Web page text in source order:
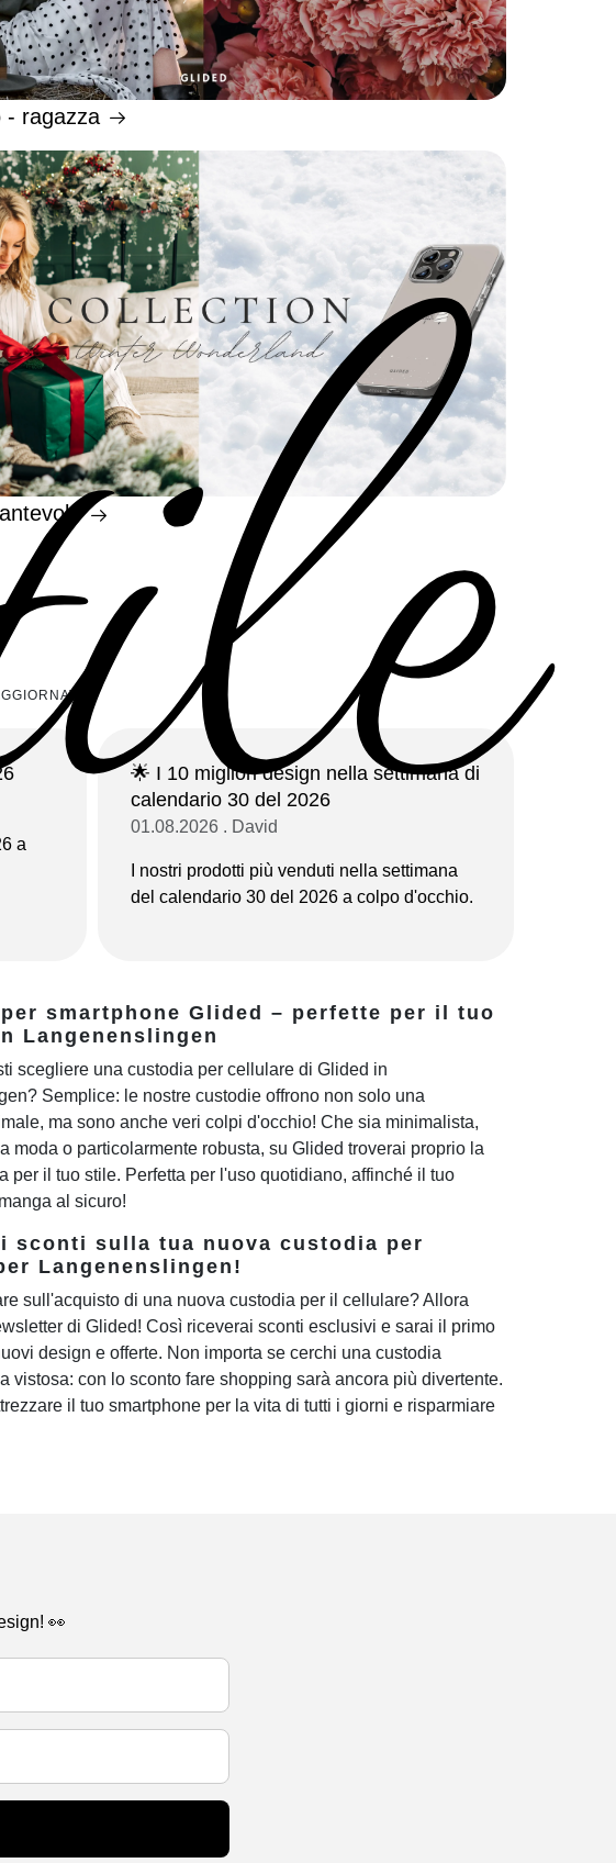
- ragazza
a
🌟 I 10 migliori design nella settimana di
calendario 30 del 2026
01.08.2026 . David
I nostri prodotti più venduti nella settimana
del calendario 30 del 2026 a colpo d'occhio.
smartphone Glided – perfette per il tuo
Langenenslingen
scegliere una custodia per cellulare di Glided in
Semplice: le nostre custodie offrono non solo una
ma sono anche veri colpi d'occhio! Che sia minimalista,
moda o particolarmente robusta, su Glided troverai proprio la
per il tuo stile. Perfetta per l'uso quotidiano, affinché il tuo
al sicuro!
sconti sulla tua nuova custodia per
Langenenslingen!
sull'acquisto di una nuova custodia per il cellulare? Allora
di Glided! Così riceverai sconti esclusivi e sarai il primo
design e offerte. Non importa se cerchi una custodia
vistosa: con lo sconto fare shopping sarà ancora più divertente.
il tuo smartphone per la vita di tutti i giorni e risparmiare
👀